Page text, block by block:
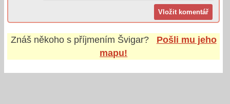
Znáš někoho s příjmením Švigar?
Pošli mu jeho
mapu!